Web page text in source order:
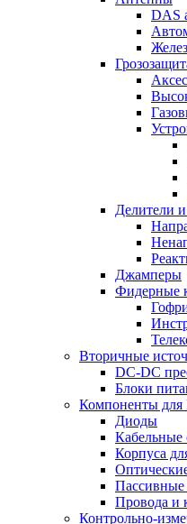
DAS
Делители
Джамперы
Фидерные
Вторичные
DC-DC
Блоки
Компоненты
Диоды
Кабельные
Корпуса
Провода и
Контрольно-